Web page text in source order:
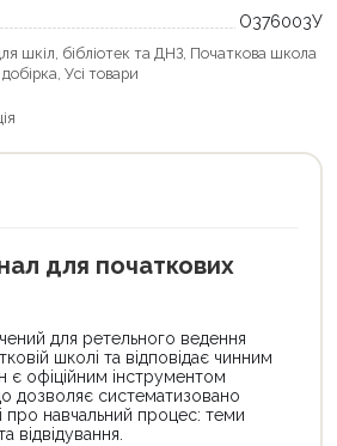
О376003У
шкіл, бібліотек та ДНЗ, Початкова школа
, Усі товари
для початкових
для ретельного ведення
школі та відповідає чинним
є офіційним інструментом
дозволяє систематизовано
про навчальний процес: теми
відвідування.